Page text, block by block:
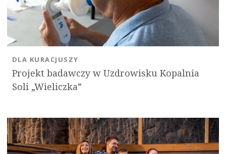
Projekt badawczy w Uzdrowisku Kopalnia
Soli „Wieliczka”
DLA KURACJUSZY